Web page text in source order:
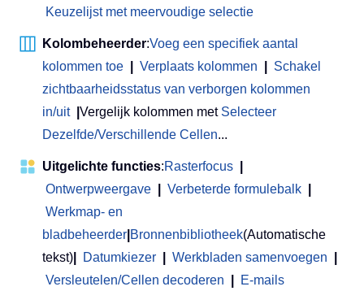
Keuzelijst met meervoudige selectie
Kolombeheerder:Voeg een specifiek aantal
kolommen toe
Verplaats kolommen
Schakel
zichtbaarheidsstatus van verborgen kolommen
in/uit
Vergelijk kolommen met Selecteer
Dezelfde/Verschillende Cellen...
Uitgelichte functies:Rasterfocus
Ontwerpweergave
Verbeterde formulebalk
Werkmap- en
bladbeheerder Bronnenbibliotheek(Automatische
tekst)
Datumkiezer Werkbladen samenvoegen
Versleutelen/Cellen decoderen
E-mails